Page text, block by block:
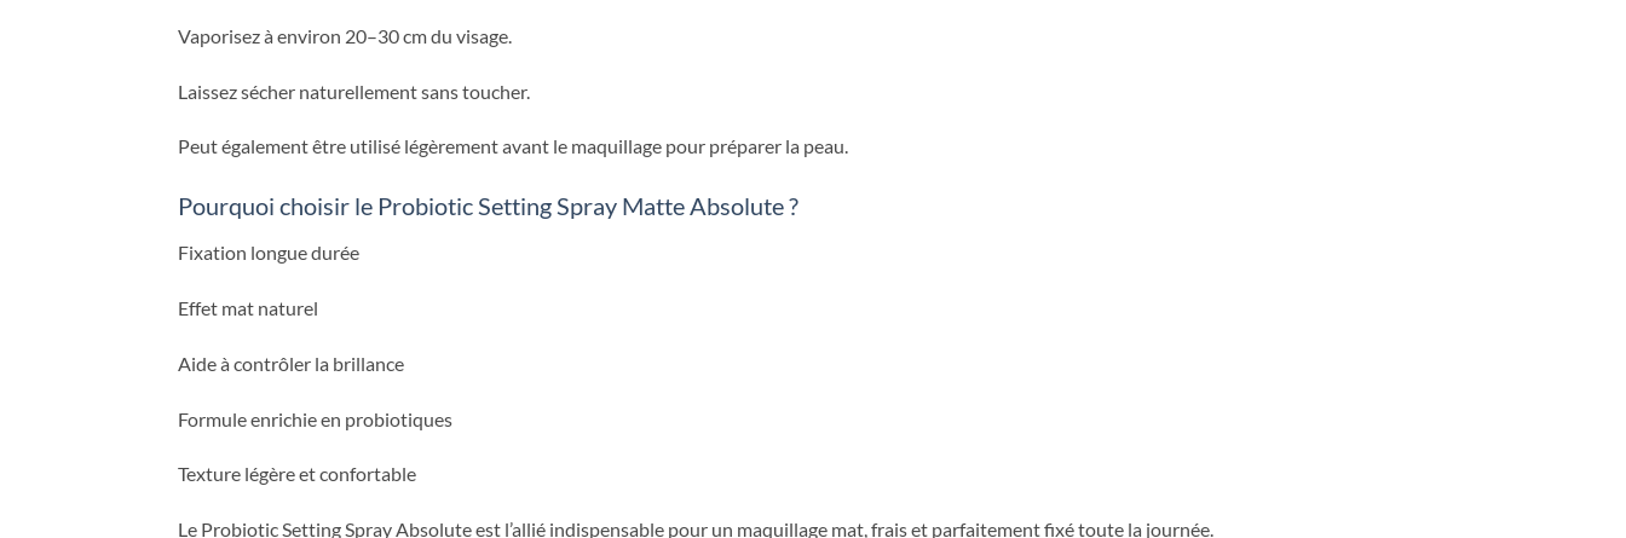
Vaporisez à environ 20–30 cm du visage.
Laissez sécher naturellement sans toucher.
Peut également être utilisé légèrement avant le maquillage pour préparer la peau.
Pourquoi choisir le Probiotic Setting Spray Matte Absolute ?
Fixation longue durée
Effet mat naturel
Aide à contrôler la brillance
Formule enrichie en probiotiques
Texture légère et confortable
Le Probiotic Setting Spray Absolute est l’allié indispensable pour un maquillage mat, frais et parfaitement fixé toute la journée.